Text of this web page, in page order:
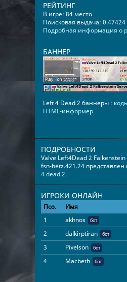
РЕЙТИНГ
В игре: 84 место
Поисковая выдача: 0.47424
Подробная информация о
БАННЕР
Left 4 Dead 2 баннеры :
HTML-информер
ПОДРОБНОСТИ
Valve Left4Dead 2
fsn-hetz.421.24 представлен
4 dead 2.
ИГРОКИ ОНЛАЙН
Поз. Имя
1
akhnos бот
2
dalkirptiran бот
3
Pixelson бот
4
Macbeth бот